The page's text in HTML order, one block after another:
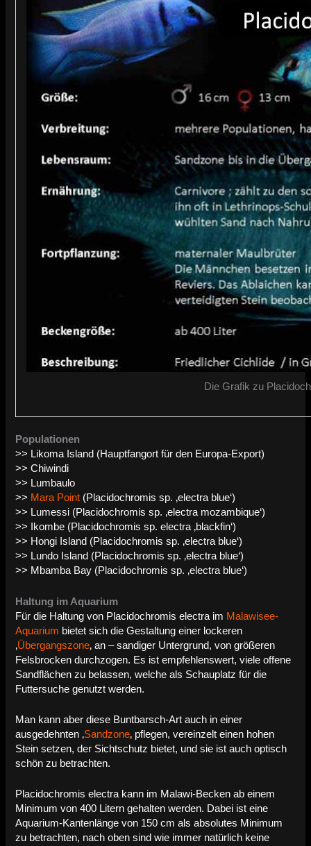
Die Grafik zu
Populationen
>> Likoma Island (Hauptfangort für den Europa-Export)
>> Chiwindi
>> Lumbaulo
>> Mara Point (Placidochromis sp. ‚electra blue‘)
>> Lumessi (Placidochromis sp. ‚electra mozambique‘)
>> Ikombe (Placidochromis sp. electra ‚blackfin‘)
>> Hongi Island (Placidochromis sp. ‚electra blue‘)
>> Lundo Island (Placidochromis sp. ‚electra blue‘)
>> Mbamba Bay (Placidochromis sp. ‚electra blue‘)
Haltung im Aquarium
Für die Haltung von Placidochromis electra im Malawisee-
Aquarium bietet sich die Gestaltung einer lockeren
‚Übergangszone‚ an – sandiger Untergrund, von größeren
Felsbrocken durchzogen. Es ist empfehlenswert, viele offene
Sandflächen zu belassen, welche als Schauplatz für die
Futtersuche genutzt werden.
Man kann aber diese Buntbarsch-Art auch in einer
ausgedehnten ‚Sandzone‚ pflegen, vereinzelt einen hohen
Stein setzen, der Sichtschutz bietet, und sie ist auch optisch
schön zu betrachten.
Placidochromis electra kann im Malawi-Becken ab einem
Minimum von 400 Litern gehalten werden. Dabei ist eine
Aquarium-Kantenlänge von 150 cm als absolutes Minimum
zu betrachten, nach oben sind wie immer natürlich keine